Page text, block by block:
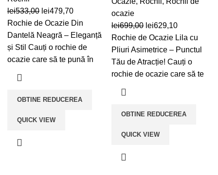
lei533,00 Prețul
inițial
a
fost:
lei533,00.
lei479,70Prețul
curent
este:
lei479,70.
Rochie de Ocazie Din
Dantelă Neagră – Eleganță
și Stil Cauți o rochie de
ocazie care să te pună în
OBTINE REDUCEREA
QUICK VIEW
ocazie
lei699,00 Prețul
inițial
a
fost:
lei699,00.
lei629,10Prețul
curent
este:
lei629,10.
Rochie de Ocazie Lila cu
Pliuri Asimetrice – Punctul
Tău de Atracție! Cauți o
rochie de ocazie care să te
OBTINE REDUCEREA
QUICK VIEW